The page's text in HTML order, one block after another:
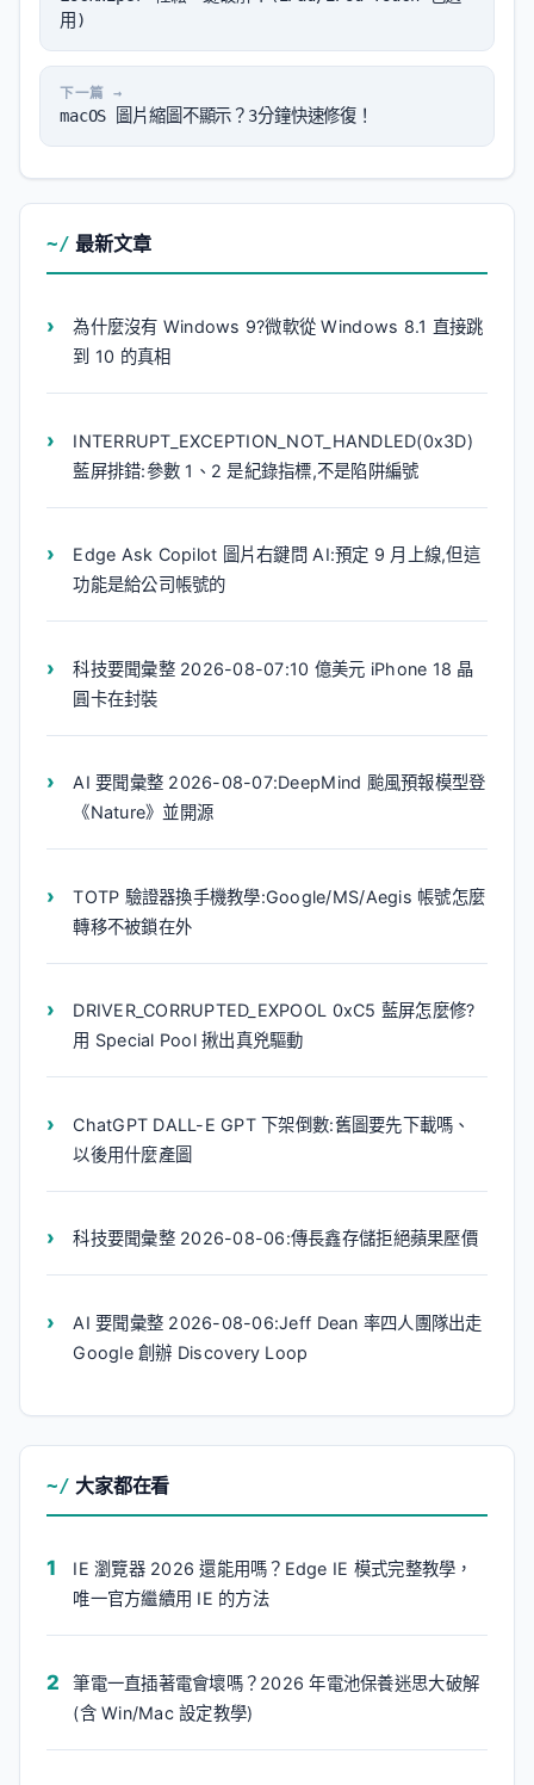
用)
macOS 圖片縮圖不顯示？3分鐘快速修復！
最新文章
為什麼沒有 Windows 9?微軟從 Windows 8.1 直接跳
到 10 的真相
INTERRUPT_EXCEPTION_NOT_HANDLED(0x3D)
藍屏排錯:參數 1、2 是紀錄指標,不是陷阱編號
Edge Ask Copilot 圖片右鍵問 AI:預定 9 月上線,但這
功能是給公司帳號的
科技要聞彙整 2026-08-07:10 億美元 iPhone 18 晶
圓卡在封裝
AI 要聞彙整 2026-08-07:DeepMind 颱風預報模型登
《Nature》並開源
TOTP 驗證器換手機教學:Google/MS/Aegis 帳號怎麼
轉移不被鎖在外
DRIVER_CORRUPTED_EXPOOL 0xC5 藍屏怎麼修?
用 Special Pool 揪出真兇驅動
ChatGPT DALL-E GPT 下架倒數:舊圖要先下載嗎、
以後用什麼產圖
科技要聞彙整 2026-08-06:傳長鑫存儲拒絕蘋果壓價
AI 要聞彙整 2026-08-06:Jeff Dean 率四人團隊出走
Google 創辦 Discovery Loop
大家都在看
IE 瀏覽器 2026 還能用嗎？Edge IE 模式完整教學，
唯一官方繼續用 IE 的方法
筆電一直插著電會壞嗎？2026 年電池保養迷思大破解
(含 Win/Mac 設定教學)